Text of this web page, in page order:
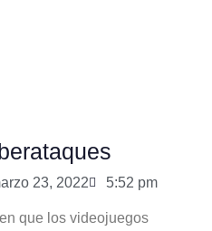
23, 2022 5:52 pm
que los videojuegos